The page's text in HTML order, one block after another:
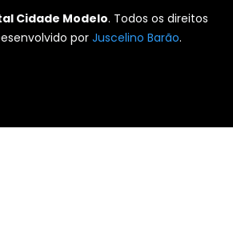
Cidade Modelo. Todos os direitos
por Juscelino Barão.